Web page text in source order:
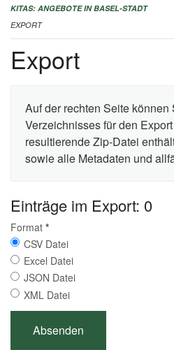
IMPRESSUM
KITAS: ANGEBOTE IN BASEL-STADT
EXPORT
Export
Auf der rechten Seite
Verzeichnisses für den
resultierende Zip-Datei
sowie alle Metadaten und
Einträge im Export: 0
Format *
CSV Datei
Excel Datei
JSON Datei
XML Datei